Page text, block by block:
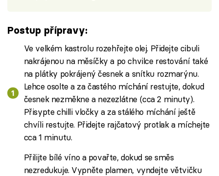
Postup přípravy:
Ve velkém kastrolu rozehřejte olej. Přidejte cibuli
nakrájenou na měsíčky a po chvilce restování také
na plátky pokrájený česnek a snítku rozmarýnu.
Lehce osolte a za častého míchání restujte, dokud
česnek nezměkne a nezezlátne (cca 2 minuty).
Přisypte chilli vločky a za stálého míchání ještě
chvíli restujte. Přidejte rajčatový protlak a míchejte
cca 1 minutu.
Přilijte bílé víno a povařte, dokud se směs
nezredukuje. Vypněte plamen, vyndejte větvičku